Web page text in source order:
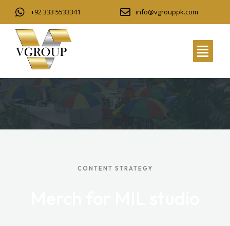
+92 333 5533341 info@vgrouppk.com
CONTENT STRATEGY